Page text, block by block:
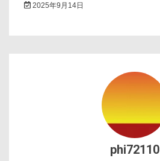
2025年9月14日
phi72110